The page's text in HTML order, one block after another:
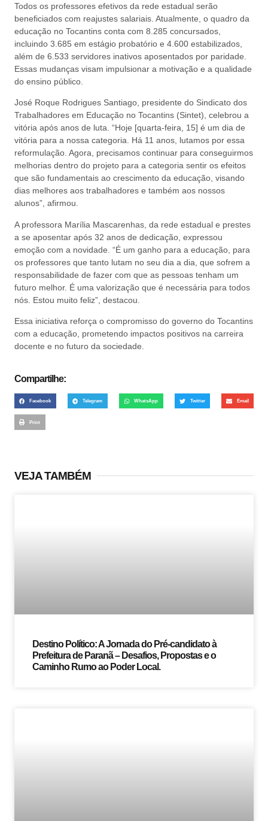
Todos os professores efetivos da rede estadual serão
beneficiados com reajustes salariais. Atualmente, o quadro da
educação no Tocantins conta com 8.285 concursados,
incluindo 3.685 em estágio probatório e 4.600 estabilizados,
além de 6.533 servidores inativos aposentados por paridade.
Essas mudanças visam impulsionar a motivação e a qualidade
do ensino público.
José Roque Rodrigues Santiago, presidente do Sindicato dos
Trabalhadores em Educação no Tocantins (Sintet), celebrou a
vitória após anos de luta. “Hoje [quarta-feira, 15] é um dia de
vitória para a nossa categoria. Há 11 anos, lutamos por essa
reformulação. Agora, precisamos continuar para conseguirmos
melhorias dentro do projeto para a categoria sentir os efeitos
que são fundamentais ao crescimento da educação, visando
dias melhores aos trabalhadores e também aos nossos
alunos”, afirmou.
A professora Marília Mascarenhas, da rede estadual e prestes
a se aposentar após 32 anos de dedicação, expressou
emoção com a novidade. “É um ganho para a educação, para
os professores que tanto lutam no seu dia a dia, que sofrem a
responsabilidade de fazer com que as pessoas tenham um
futuro melhor. É uma valorização que é necessária para todos
nós. Estou muito feliz”, destacou.
Essa iniciativa reforça o compromisso do governo do Tocantins
com a educação, prometendo impactos positivos na carreira
docente e no futuro da sociedade.
Compartilhe:
Facebook Telegram WhatsApp Twitter Email
Print
VEJA TAMBÉM
Destino Político: A Jornada do Pré-candidato à
Prefeitura de Paranã – Desafios, Propostas e o
Caminho Rumo ao Poder Local.